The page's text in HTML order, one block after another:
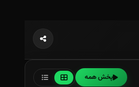
پخش همه